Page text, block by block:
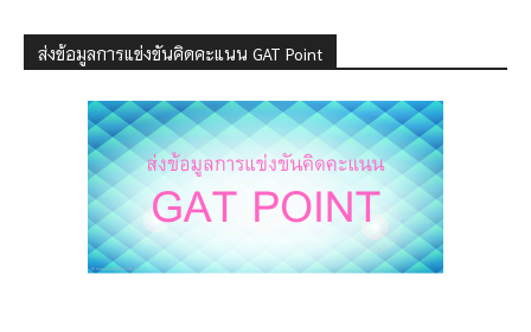
ส่งข้อมูลการแข่งขันคิดคะแนน GAT Point